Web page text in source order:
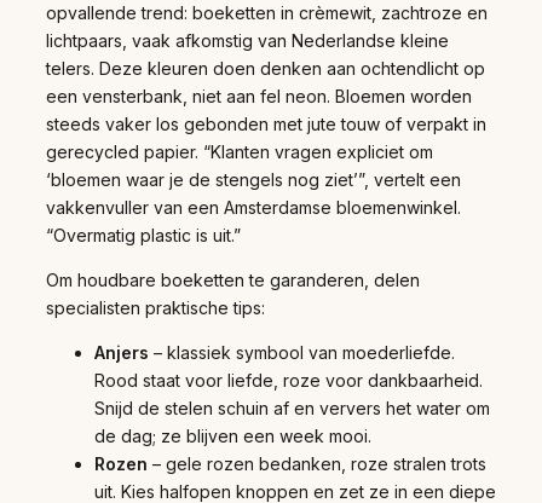
opvallende trend: boeketten in crèmewit, zachtroze en
lichtpaars, vaak afkomstig van Nederlandse kleine
telers. Deze kleuren doen denken aan ochtendlicht op
een vensterbank, niet aan fel neon. Bloemen worden
steeds vaker los gebonden met jute touw of verpakt in
gerecycled papier. “Klanten vragen expliciet om
‘bloemen waar je de stengels nog ziet’”, vertelt een
vakkenvuller van een Amsterdamse bloemenwinkel.
“Overmatig plastic is uit.”
Om houdbare boeketten te garanderen, delen
specialisten praktische tips:
Anjers – klassiek symbool van moederliefde.
Rood staat voor liefde, roze voor dankbaarheid.
Snijd de stelen schuin af en ververs het water om
de dag; ze blijven een week mooi.
Rozen – gele rozen bedanken, roze stralen trots
uit. Kies halfopen knoppen en zet ze in een diepe